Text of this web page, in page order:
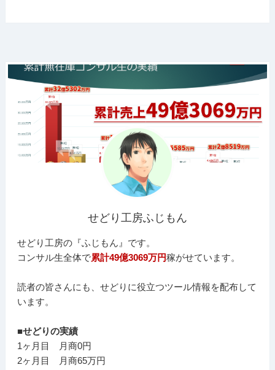
せどり工房ふじもん
せどり工房の『ふじもん』です。
コンサル生全体で累計49億3069万円稼がせています。
読者の皆さんにも、せどりに役立つツール情報を配布して
います。
■せどりの実績
1ヶ月目 月商0円
2ヶ月目 月商65万円